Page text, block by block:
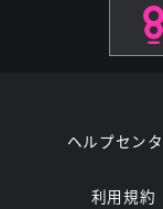
ヘルプセン
利用規約